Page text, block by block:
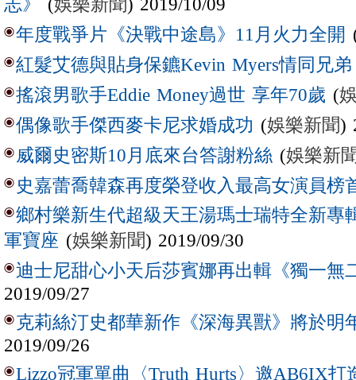
志》
年度戰爭片《決戰中途島》11月火力全開
紅髮艾德與貼身保鑣Kevin Myers情同兄弟
搖滾男歌手Eddie Money過世 享年70歲 (
偶像歌手傑西麥卡尼求婚成功 (娛樂新聞)
威爾史密斯10月底來台答謝粉絲 (娛樂新
史嘉蕾喬韓森再度榮登收入最高女演員榜
鄉村樂新生代超級天王湯瑪士瑞特全新專
軍寶座 (娛樂新聞) 2019/09/30
迪士尼甜心小天后莎賓娜再出輯《獨一無
2019/09/27
克莉絲汀史都華新作《深海異獸》將於明
2019/09/26
Lizzo冠軍單曲〈Truth Hurts〉邀AB6IX打